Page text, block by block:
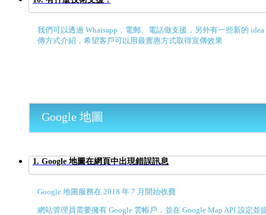
我們可以透過 Whatsapp，電郵、電話做支援，另外有一些新的
傳方式介紹，希望客戶可以用最實惠方式取得宣傳效果
Google 地圖
1. Google 地圖在網頁中出現錯誤訊息
Google 地圖服務在 2018 年 7 月開始收費
網站管理員需要擁有 Google 雲帳戶，並在 Google Map API 設定並